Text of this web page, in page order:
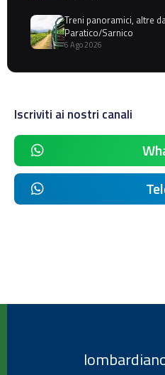
Treni panoramici, altre
Paratico/Sarnico
6 Ago 2026
Iscriviti ai nostri canali